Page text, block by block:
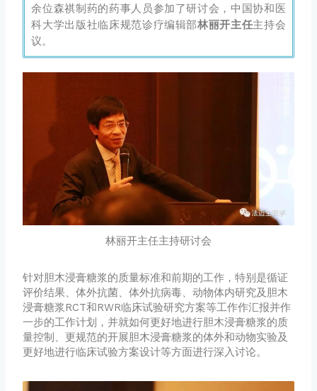
余位森祺制药的药事人员参加了研讨会，中国协和医
科大学出版社临床规范诊疗编辑部林丽开主任主持会
议。
林丽开主任主持研讨会
针对胆木浸膏糖浆的质量标准和前期的工作，特别是循证
评价结果、体外抗菌、体外抗病毒、动物体内研究及胆木
浸膏糖浆RCT和RWR临床试验研究方案等工作作汇报并作
一步的工作计划，并就如何更好地进行胆木浸膏糖浆的质
量控制、更规范的开展胆木浸膏糖浆的体外和动物实验及
更好地进行临床试验方案设计等方面进行深入讨论。